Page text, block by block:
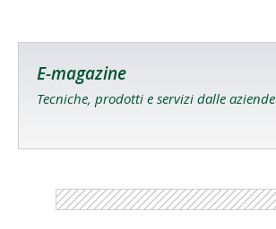
E-magazine
Tecniche, prodotti e servizi dalle aziende